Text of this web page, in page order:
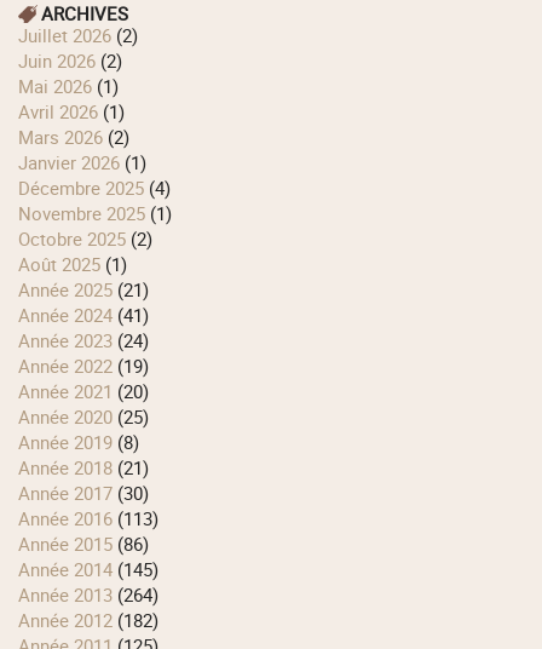
ARCHIVES
juillet 2026 (2)
juin 2026 (2)
mai 2026 (1)
avril 2026 (1)
mars 2026 (2)
janvier 2026 (1)
décembre 2025 (4)
novembre 2025 (1)
octobre 2025 (2)
août 2025 (1)
année 2025 (21)
année 2024 (41)
année 2023 (24)
année 2022 (19)
année 2021 (20)
année 2020 (25)
année 2019 (8)
année 2018 (21)
année 2017 (30)
année 2016 (113)
année 2015 (86)
année 2014 (145)
année 2013 (264)
année 2012 (182)